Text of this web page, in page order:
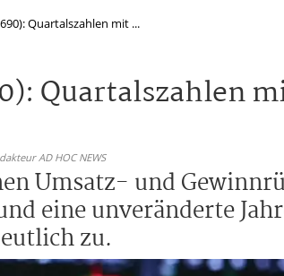
Quartalszahlen mit ...
Quartalszahlen
AD HOC NEWS
Umsatz- und
eine unveränderte
zu.